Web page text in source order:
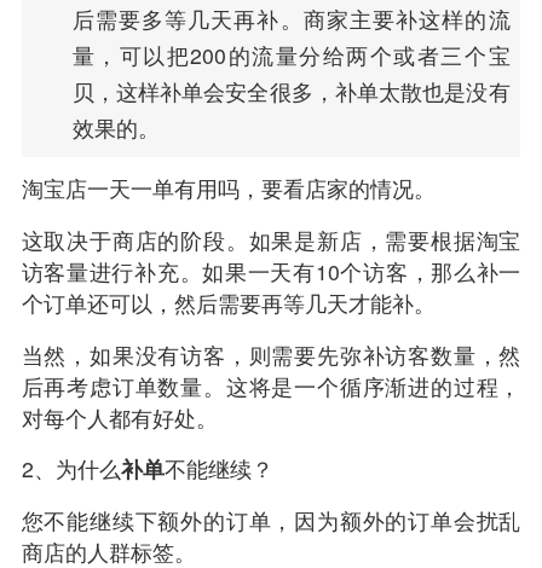
后需要多等几天再补。商家主要补这样的流
量，可以把200的流量分给两个或者三个宝
贝，这样补单会安全很多，补单太散也是没有
效果的。
淘宝店一天一单有用吗，要看店家的情况。
这取决于商店的阶段。如果是新店，需要根据淘宝
访客量进行补充。如果一天有10个访客，那么补一
个订单还可以，然后需要再等几天才能补。
当然，如果没有访客，则需要先弥补访客数量，然
后再考虑订单数量。这将是一个循序渐进的过程，
对每个人都有好处。
2、为什么补单不能继续？
您不能继续下额外的订单，因为额外的订单会扰乱
商店的人群标签。